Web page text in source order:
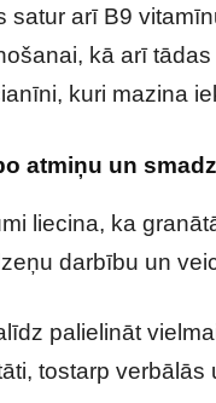
satur arī B9
kā arī
kuri mazina
atmiņu un
liecina, ka
darbību un
palielināt
tostarp